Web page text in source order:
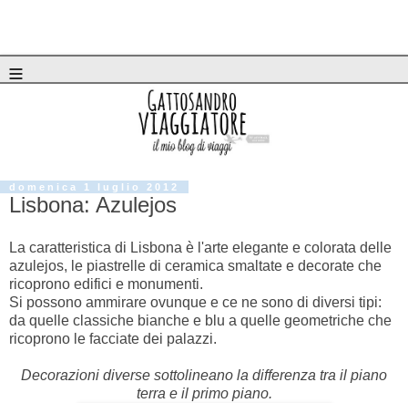
≡
domenica 1 luglio 2012
Lisbona: Azulejos
La caratteristica di Lisbona è l'arte elegante e colorata delle
azulejos, le piastrelle di ceramica smaltate e decorate che
ricoprono edifici e monumenti.
Si possono ammirare ovunque e ce ne sono di diversi tipi:
da quelle classiche bianche e blu a quelle geometriche che
ricoprono le facciate dei palazzi.
Decorazioni diverse sottolineano la differenza tra il piano
terra e il primo piano.